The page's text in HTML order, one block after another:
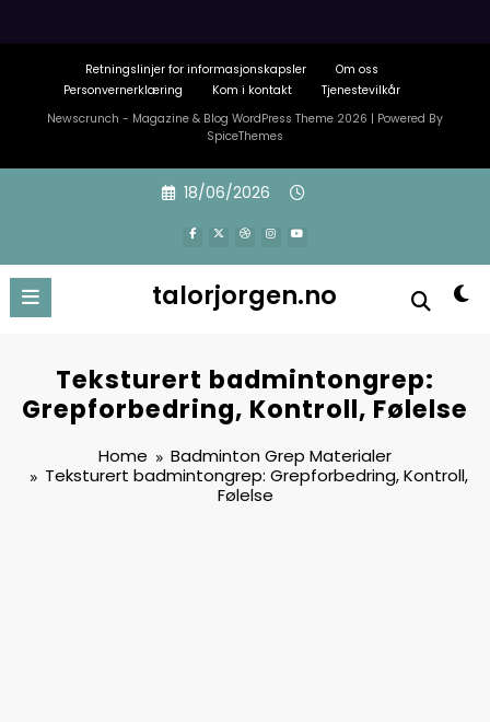
Retningslinjer for informasjonskapsler
Om oss
Personvernerklæring
Kom i kontakt
Tjenestevilkår
Newscrunch - Magazine & Blog WordPress Theme 2026 | Powered By
SpiceThemes
18/06/2026
talorjorgen.no
Teksturert badmintongrep:
Grepforbedring, Kontroll, Følelse
Home
Badminton Grep Materialer
Teksturert badmintongrep: Grepforbedring, Kontroll,
Følelse